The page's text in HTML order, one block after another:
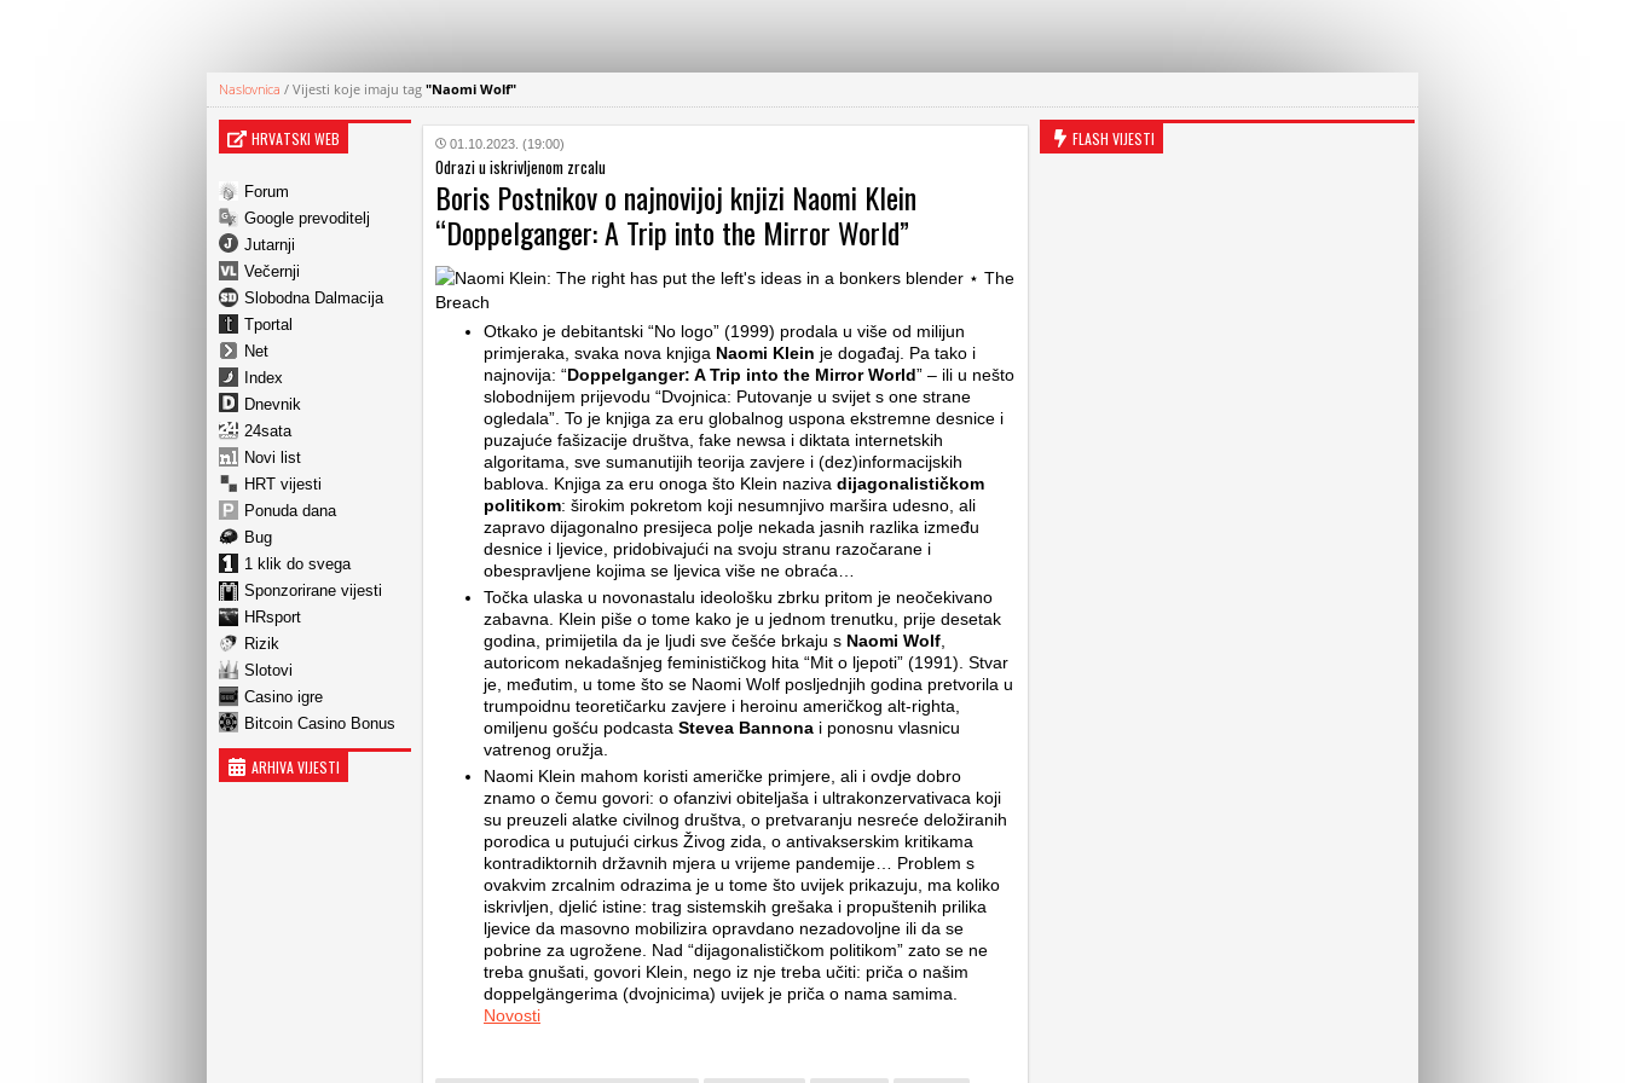
Naslovnica / Vijesti koje imaju tag "Naomi Wolf"
HRVATSKI WEB
Forum
Google prevoditelj
Jutarnji
Večernji
Slobodna Dalmacija
Tportal
Net
Index
Dnevnik
24sata
Novi list
HRT vijesti
Ponuda dana
Bug
1 klik do svega
Sponzorirane vijesti
HRsport
Rizik
Slotovi
Casino igre
Bitcoin Casino Bonus
ARHIVA VIJESTI
01.10.2023. (19:00)
Odrazi u iskrivljenom zrcalu
Boris Postnikov o najnovijoj knjizi Naomi Klein
“Doppelganger: A Trip into the Mirror World”
Otkako je debitantski “No logo” (1999) prodala u više od milijun
primjeraka, svaka nova knjiga Naomi Klein je događaj. Pa tako i
najnovija: “Doppelganger: A Trip into the Mirror World” – ili u nešto
slobodnijem prijevodu “Dvojnica: Putovanje u svijet s one strane
ogledala”. To je knjiga za eru globalnog uspona ekstremne desnice i
puzajuće fašizacije društva, fake newsa i diktata internetskih
algoritama, sve sumanutijih teorija zavjere i (dez)informacijskih
bablova. Knjiga za eru onoga što Klein naziva dijagonalističkom
politikom: širokim pokretom koji nesumnjivo maršira udesno, ali
zapravo dijagonalno presijeca polje nekada jasnih razlika između
desnice i ljevice, pridobivajući na svoju stranu razočarane i
obespravljene kojima se ljevica više ne obraća…
Točka ulaska u novonastalu ideološku zbrku pritom je neočekivano
zabavna. Klein piše o tome kako je u jednom trenutku, prije desetak
godina, primijetila da je ljudi sve češće brkaju s Naomi Wolf
autoricom nekadašnjeg feminističkog hita “Mit o ljepoti” (1991). Stvar
je, međutim, u tome što se Naomi Wolf posljednjih godina pretvorila u
trumpoidnu teoretičarku zavjere i heroinu američkog alt-righta,
omiljenu gošću podcasta Stevea Bannona i ponosnu vlasnicu
vatrenog oružja.
Naomi Klein mahom koristi američke primjere, ali i ovdje dobro
znamo o čemu govori: o ofanzivi obiteljaša i ultrakonzervativaca koji
su preuzeli alatke civilnog društva, o pretvaranju nesreće deložiranih
porodica u putujući cirkus Živog zida, o antivakserskim kritikama
kontradiktornih državnih mjera u vrijeme pandemije… Problem s
ovakvim zrcalnim odrazima je u tome što uvijek prikazuju, ma koliko
iskrivljen, djelić istine: trag sistemskih grešaka i propuštenih prilika
ljevice da masovno mobilizira opravdano nezadovoljne ili da se
pobrine za ugrožene. Nad “dijagonalističkom politikom” zato se ne
treba gnušati, govori Klein, nego iz nje treba učiti: priča o našim
doppelgängerima (dvojnicima) uvijek je priča o nama samima.
Novosti
FLASH VIJESTI